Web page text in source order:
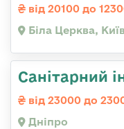
від 20100 до
Біла Церква,
Санітарний
від 23000 до
Дніпро